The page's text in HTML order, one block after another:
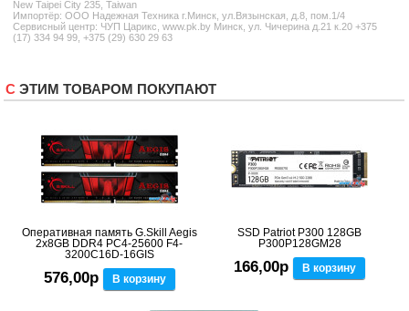
New Taipei City 235, Taiwan
Импортёр: ООО Надежная Техника г.Минск, ул.Вязынская, д.8, пом.1/4
Сервисный центр: ЧУП Царикс, www.pk.by Минск, ул. Чичерина д.21 к.20 +375
(17) 334 94 99, +375 (29) 630 29 63
С ЭТИМ ТОВАРОМ ПОКУПАЮТ
Оперативная память G.Skill Aegis
2x8GB DDR4 PC4-25600 F4-
3200C16D-16GIS
576,00р В корзину
SSD Patriot P300 128GB
P300P128GM28
166,00р В корзину